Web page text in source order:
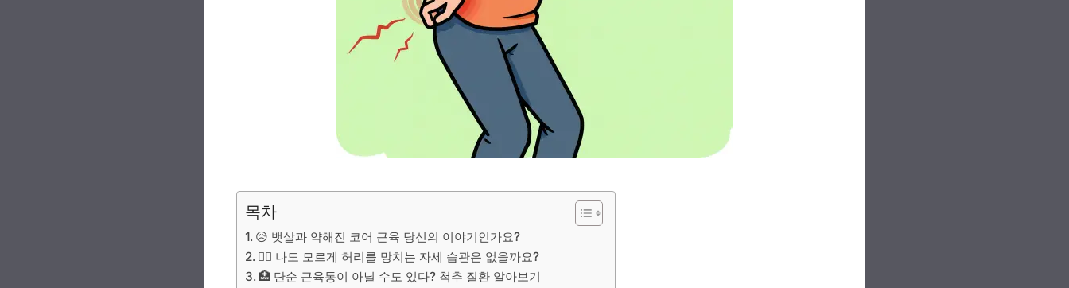
목차
😥 뱃살과 약해진 코어 근육 당신의 이야기인가요?
🙅‍♀️ 나도 모르게 허리를 망치는 자세 습관은 없을까요?
🏥 단순 근육통이 아닐 수도 있다? 척추 질환 알아보기